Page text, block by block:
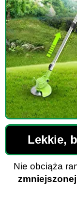
Lekkie,
Nie obciąża